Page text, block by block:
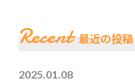
Recent 最近の投稿
2025.01.08